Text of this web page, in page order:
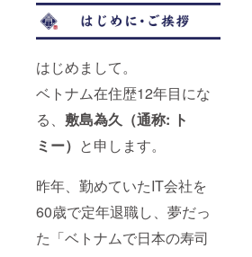
はじめまして。
ベトナム在住歴12年目にな
る、 敷島為久（通称: ト
ミー） と申します。
昨年、勤めていたIT会社を
60歳で定年退職し、夢だっ
た「ベトナムで日本の寿司